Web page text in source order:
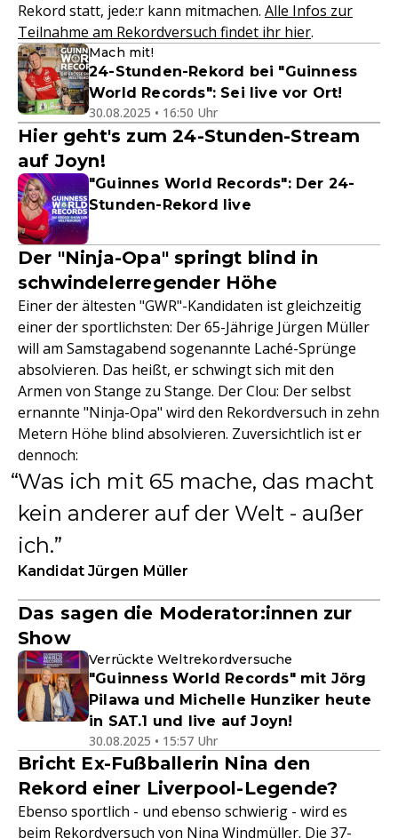
Rekord statt, jede:r kann mitmachen. Alle Infos zur
Teilnahme am Rekordversuch findet ihr hier.
Mach mit!
24-Stunden-Rekord bei "Guinness
World Records": Sei live vor Ort!
30.08.2025 • 16:50 Uhr
Hier geht's zum 24-Stunden-Stream
auf Joyn!
"Guinnes World Records": Der 24-
Stunden-Rekord live
Der "Ninja-Opa" springt blind in
schwindelerregender Höhe
Einer der ältesten "GWR"-Kandidaten ist gleichzeitig
einer der sportlichsten: Der 65-Jährige Jürgen Müller
will am Samstagabend sogenannte Laché-Sprünge
absolvieren. Das heißt, er schwingt sich mit den
Armen von Stange zu Stange. Der Clou: Der selbst
ernannte "Ninja-Opa" wird den Rekordversuch in zehn
Metern Höhe blind absolvieren. Zuversichtlich ist er
dennoch:
Was ich mit 65 mache, das macht
kein anderer auf der Welt - außer
ich.
Kandidat Jürgen Müller
Das sagen die Moderator:innen zur
Show
Verrückte Weltrekordversuche
"Guinness World Records" mit Jörg
Pilawa und Michelle Hunziker heute
in SAT.1 und live auf Joyn!
30.08.2025 • 15:57 Uhr
Bricht Ex-Fußballerin Nina den
Rekord einer Liverpool-Legende?
Ebenso sportlich - und ebenso schwierig - wird es
beim Rekordversuch von Nina Windmüller. Die 37-